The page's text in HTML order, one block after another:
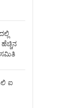
ಸಮಿತಿ
ಐ